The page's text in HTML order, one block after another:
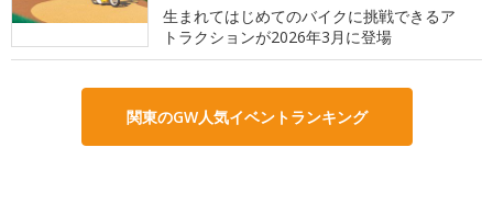
生まれてはじめてのバイクに挑戦できるア
トラクションが2026年3月に登場
関東のGW人気イベントランキング